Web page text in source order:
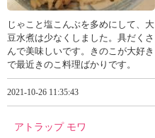
じゃこと塩こんぶを多めにして、大
豆水煮は少なくしました。具だくさ
んで美味しいです。きのこが大好き
で最近きのこ料理ばかりです。
2021-10-26 11:35:43
アトラップ モワ